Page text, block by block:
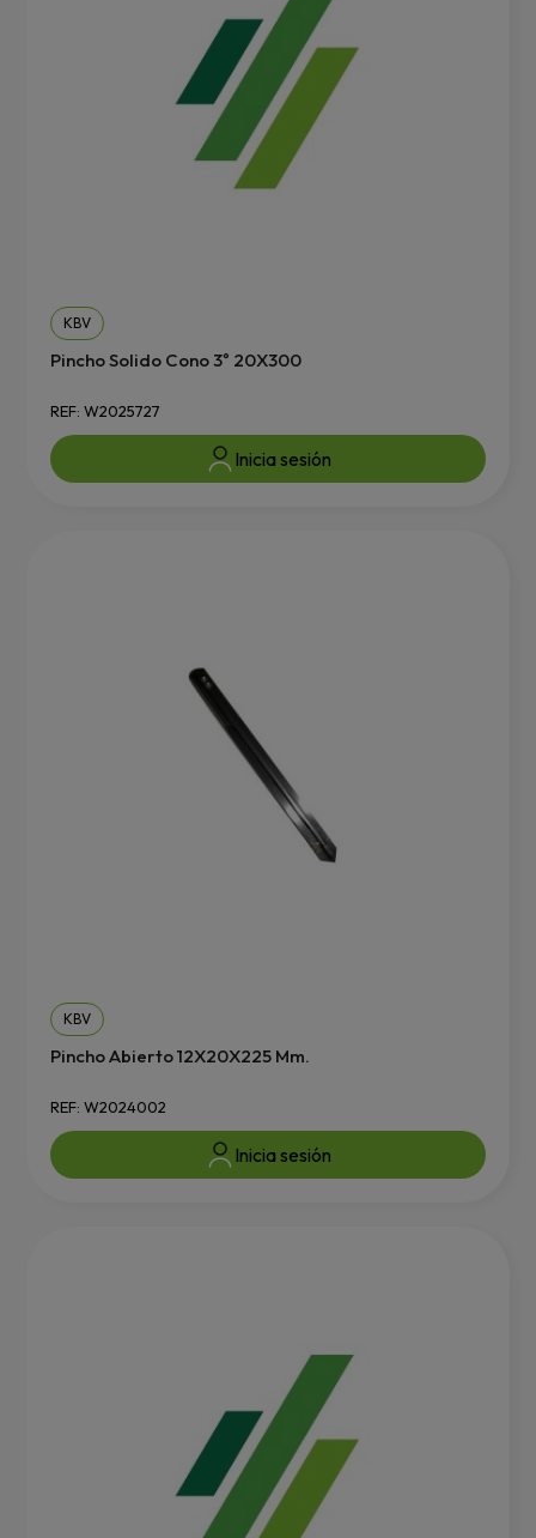
KBV
Pincho Solido Cono 3º 20X300
REF: W2025727
Inicia sesión
KBV
Pincho Abierto 12X20X225 Mm.
REF: W2024002
Inicia sesión